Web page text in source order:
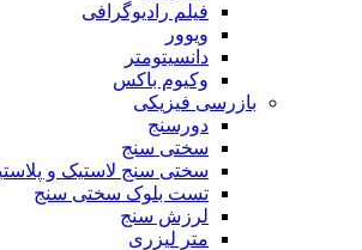
فیلم رادیوگرافی
ویوور
دانسیتومتر
وکیوم باکس
بازرسی فیزیکی
دورسنج
سختی سنج
سختی سنج لاستیک و
تست بلوک سختی سنج
لرزش سنج
متر لیزری